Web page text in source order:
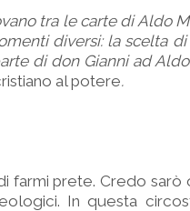
tra le carte di Aldo
diversi: la scelta
di don Gianni ad
al potere.
farmi prete. Credo sarò
In questa